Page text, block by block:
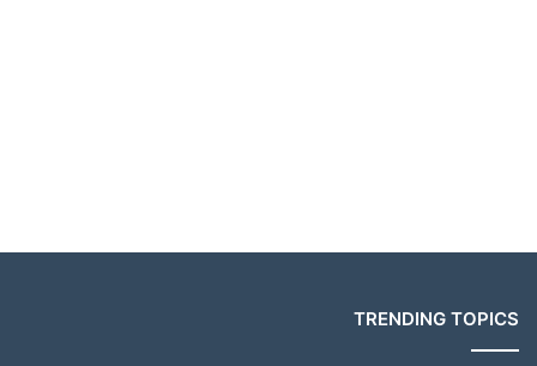
TRENDING TOPICS